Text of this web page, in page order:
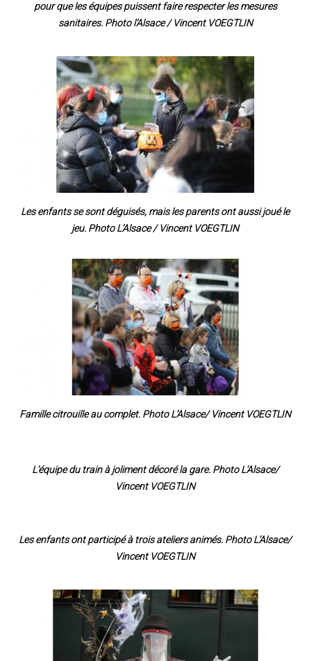
pour que les équipes puissent faire respecter les mesures
sanitaires. Photo l’Alsace / Vincent VOEGTLIN
Les enfants se sont déguisés, mais les parents ont aussi joué le
jeu. Photo L’Alsace / Vincent VOEGTLIN
Famille citrouille au complet. Photo L’Alsace/ Vincent VOEGTLIN
L’équipe du train à joliment décoré la gare. Photo L’Alsace/
Vincent VOEGTLIN
Les enfants ont participé à trois ateliers animés. Photo L’Alsace/
Vincent VOEGTLIN